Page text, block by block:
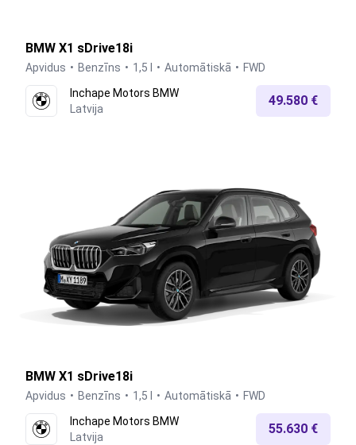
BMW X1 sDrive18i
Apvidus Benzīns 1,5 l Automātiskā
FWD
Inchape Motors BMW
Latvija
49.580 €
BMW X1 sDrive18i
Apvidus Benzīns 1,5 l Automātiskā
FWD
Inchape Motors BMW
Latvija
55.630 €